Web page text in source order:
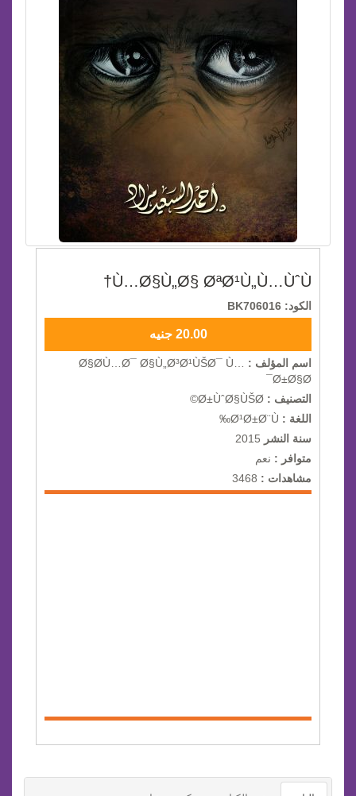
Ù…Ø§Ù„Ø§ ØªØ¹Ù„Ù…ÙˆÙ†
الكود: BK706016
20.00 جنيه
اسم المؤلف :
Ø§Ø­Ù…Ø¯ Ø§Ù„Ø³Ø¹ÙŠØ¯ Ù…
Ø±Ø§Ø¯
التصنيف :
اللغة :
سنة النشر 2015
متوافر : نعم
مشاهدات : 3468